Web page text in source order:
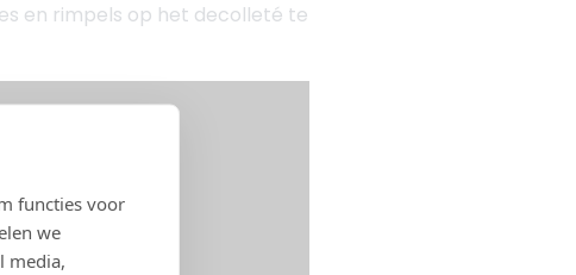
functies voor
we
media,
en rimpels op het decolleté te